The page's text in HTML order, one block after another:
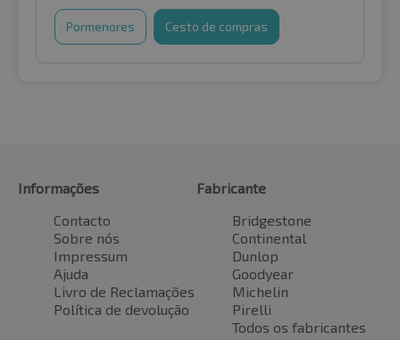
Pormenores Cesto de compras
Informações
Contacto
Sobre nós
Impressum
Ajuda
Livro de Reclamações
Política de devolução
Fabricante
Bridgestone
Continental
Dunlop
Goodyear
Michelin
Pirelli
Todos os fabricantes